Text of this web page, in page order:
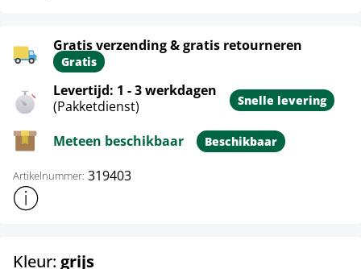
Gratis verzending & gratis retourneren
Gratis
Levertijd: 1 - 3 werkdagen
(Pakketdienst)
Snelle levering
Meteen beschikbaar Beschikbaar
Artikelnummer: 319403
Toon meer productinformatie
Kleur: grijsselect